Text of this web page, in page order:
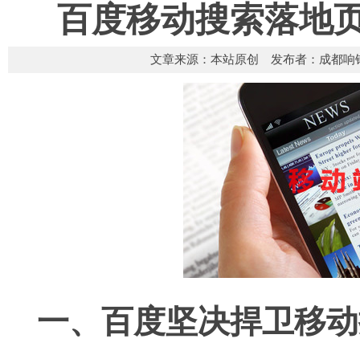
百度移动搜索落地
文章来源：本站原创 发布者：成都
一、百度坚决捍卫移